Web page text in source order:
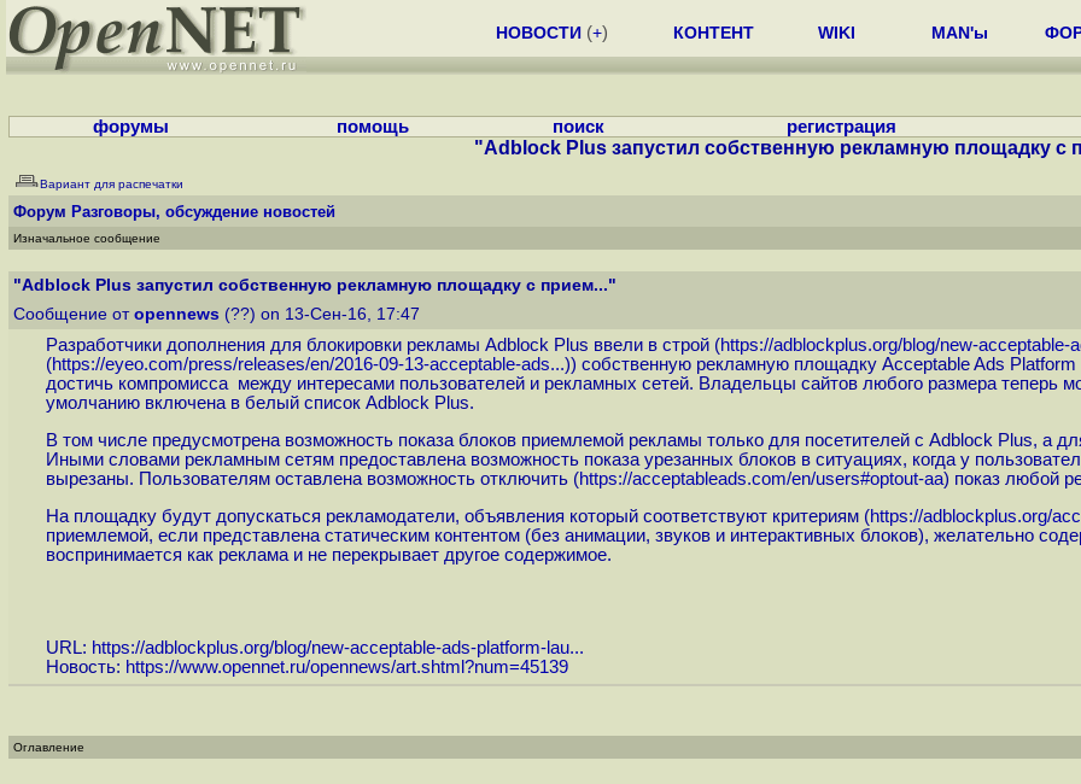
НОВОСТИ (+) КОНТЕНТ WIKI MAN'ы
форумы помощь поиск регистрация
"Adblock Plus запустил собственную рекламную площадку с
Вариант для распечатки
Форум Разговоры, обсуждение новостей
Изначальное сообщение
"Adblock Plus запустил собственную рекламную площадку с прием..."
Сообщение от opennews (??) on 13-Сен-16, 17:47
Разработчики дополнения для блокировки рекламы Adblock Plus ввели в строй (https://adblockplus.org/blog/new-acceptable-
(https://eyeo.com/press/releases/en/2016-09-13-acceptable-ads...)) собственную рекламную площадку Acceptable Ads Platform
достичь компромисса между интересами пользователей и рекламных сетей. Владельцы сайтов любого размера теперь
умолчанию включена в белый список Adblock Plus.
В том числе предусмотрена возможность показа блоков приемлемой рекламы только для посетителей с Adblock Plus, а
Иными словами рекламным сетям предоставлена возможность показа урезанных блоков в ситуациях, когда у
вырезаны. Пользователям оставлена возможность отключить (https://acceptableads.com/en/users#optout-aa) показ любой
На площадку будут допускаться рекламодатели, объявления который соответствуют критериям (https://adblockplus.org/
приемлемой, если представлена статическим контентом (без анимации, звуков и интерактивных блоков), желательно
воспринимается как реклама и не перекрывает другое содержимое.
URL: https://adblockplus.org/blog/new-acceptable-ads-platform-lau...
Новость: https://www.opennet.ru/opennews/art.shtml?num=45139
Оглавление